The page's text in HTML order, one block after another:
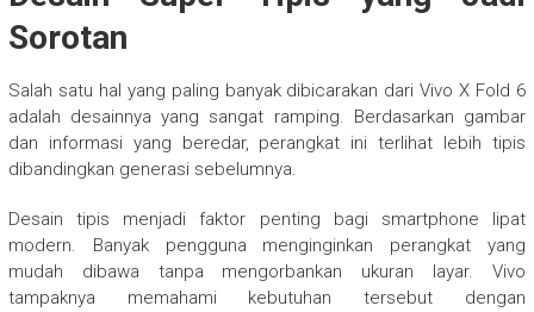
Sorotan
Salah satu hal yang paling banyak dibicarakan dari Vivo X Fold 6
adalah desainnya yang sangat ramping. Berdasarkan gambar
dan informasi yang beredar, perangkat ini terlihat lebih tipis
dibandingkan generasi sebelumnya.
Desain tipis menjadi faktor penting bagi smartphone lipat
modern. Banyak pengguna menginginkan perangkat yang
mudah dibawa tanpa mengorbankan ukuran layar. Vivo
tampaknya memahami kebutuhan tersebut dengan